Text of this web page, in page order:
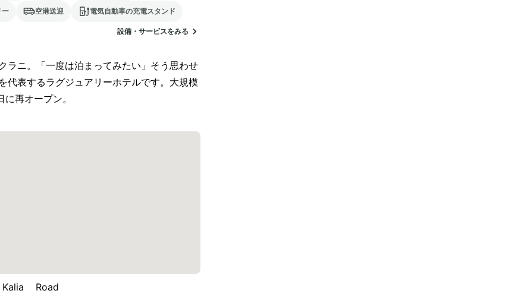
ー 空港送迎 電気自動車の充電スタンド
設備・サービスをみる
ラニ。「一度は泊まってみたい」そう思わせ
代表するラグジュアリーホテルです。大規模
オープン。
Road